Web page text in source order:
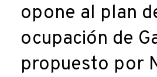
opone al plan
ocupación de
propuesto por